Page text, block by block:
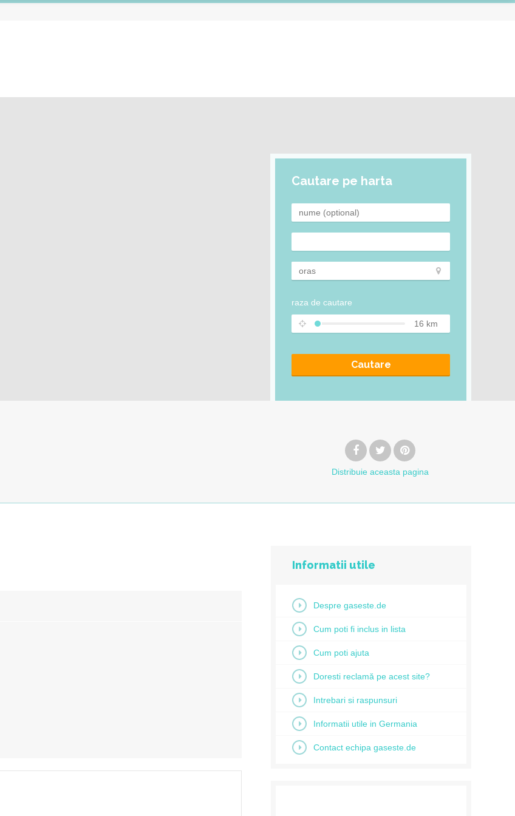
Cautare pe harta
raza de cautare
16 km
Cautare
Distribuie aceasta pagina
Informatii utile
Despre gaseste.de
Cum poti fi inclus in lista
Cum poti ajuta
Doresti reclamă pe acest site?
Intrebari si raspunsuri
Informatii utile in Germania
Contact echipa gaseste.de